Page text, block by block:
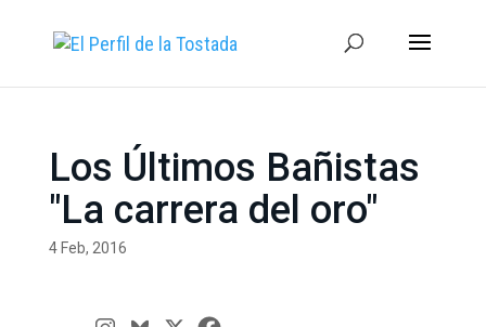
Los Últimos Bañistas
"La carrera del oro"
4 Feb, 2016